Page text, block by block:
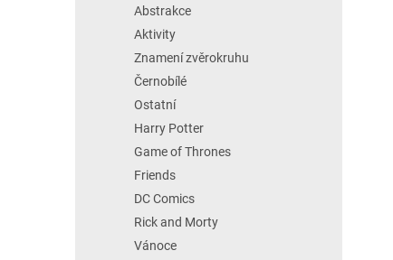
Abstrakce
Aktivity
Znamení zvěrokruhu
Černobílé
Ostatní
Harry Potter
Game of Thrones
Friends
DC Comics
Rick and Morty
Vánoce